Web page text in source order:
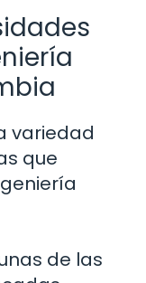
variedad
que
de las